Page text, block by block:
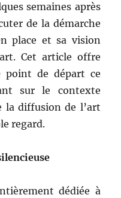
semaines après
de la démarche
place et sa vision
Cet article offre
point de départ ce
sur le contexte
la diffusion de l’art
regard.
dédiée à